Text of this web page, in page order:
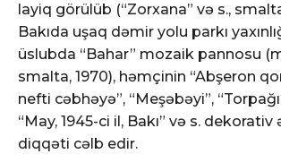
layiq görülüb (“Zorxana” və s.,
Bakıda uşaq dəmir yolu parkı
üslubda “Bahar” mozaik pannosu
smalta, 1970), həmçinin “Abşeron
nefti cəbhəyə”, “Meşəbəyi”,
“May, 1945-ci il, Bakı” və s. dekorativ
diqqəti cəlb edir.